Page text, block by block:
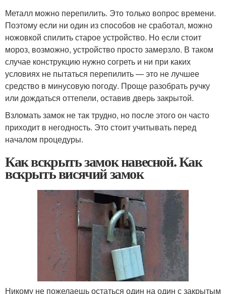
Металл можно перепилить. Это только вопрос времени.
Поэтому если ни один из способов не сработал, можно
ножовкой спилить старое устройство. Но если стоит
мороз, возможно, устройство просто замерзло. В таком
случае конструкцию нужно согреть и ни при каких
условиях не пытаться перепилить — это не лучшее
средство в минусовую погоду. Проще разобрать ручку
или дождаться оттепели, оставив дверь закрытой.
Взломать замок не так трудно, но после этого он часто
приходит в негодность. Это стоит учитывать перед
началом процедуры.
Как вскрыть замок навесной. Как
вскрыть висячий замок
Никому не пожелаешь остаться один на один с закрытым